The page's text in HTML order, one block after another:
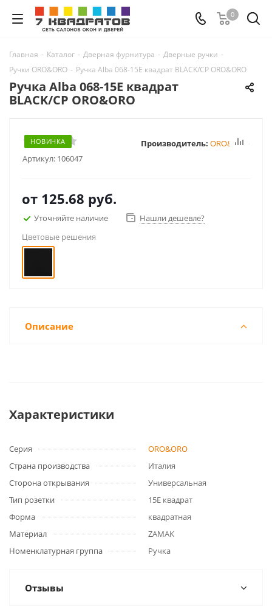
0
Главная - Каталог - Дверная фурнитура - Дверные ручки -
Ручки ORO&ORO - Ручка Alba 068-15E квадрат BLACK/CP ORO&ORO
Ручка Alba 068-15E квадрат
BLACK/CP ORO&ORO
НОВИНКА
Артикул: 106047
Производитель: ORO&ORO
от 125.68 руб.
Уточняйте наличие
Нашли дешевле?
Цветовые решения
Описание
Характеристики
Серия
ORO&ORO
Страна производства
Италия
Сторона открывания
Универсальная
Тип розетки
15E квадрат
Форма
квадратная
Материал
ZAMAK
Номенклатурная группа
Ручка
Отзывы